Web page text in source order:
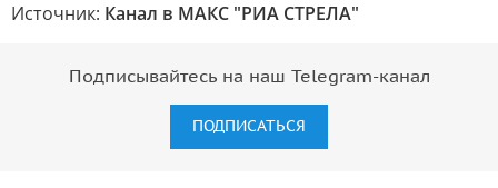
Источник: Канал в МАКС "РИА СТРЕЛА"
Подписывайтесь на наш Telegram-канал
ПОДПИСАТЬСЯ